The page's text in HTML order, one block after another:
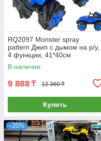
RQ2097 Monster spray
pattern Джип с дымом на р/у,
4 функции, 41*40см
В наличии
9 888 ₸ 12 360 ₸
Купить
–20%